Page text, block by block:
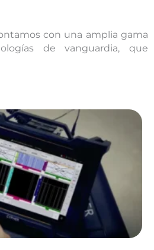
con una amplia gama
de vanguardia, que